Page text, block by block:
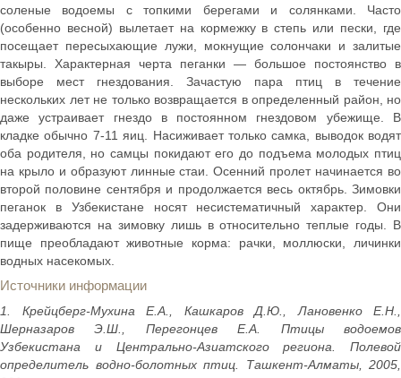
соленые водоемы с топкими берегами и солянками. Часто
(особенно весной) вылетает на кормежку в степь или пески, где
посещает пересыхающие лужи, мокнущие солончаки и залитые
такыры. Характерная черта пеганки — большое постоянство в
выборе мест гнездования. Зачастую пара птиц в течение
нескольких лет не только возвращается в определенный район, но
даже устраивает гнездо в постоянном гнездовом убежище. В
кладке обычно 7-11 яиц. Насиживает только самка, выводок водят
оба родителя, но самцы покидают его до подъема молодых птиц
на крыло и образуют линные стаи. Осенний пролет начинается во
второй половине сентября и продолжается весь октябрь. Зимовки
пеганок в Узбекистане носят несистематичный характер. Они
задерживаются на зимовку лишь в относительно теплые годы. В
пище преобладают животные корма: рачки, моллюски, личинки
водных насекомых.
Источники информации
1. Крейцберг-Мухина Е.А., Кашкаров Д.Ю., Лановенко Е.Н.,
Шерназаров Э.Ш., Перегонцев Е.А. Птицы водоемов
Узбекистана и Центрально-Азиатского региона. Полевой
определитель водно-болотных птиц. Ташкент-Алматы, 2005,